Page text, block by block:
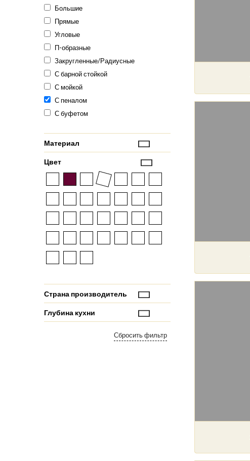
Большие
Прямые
Угловые
П-образные
Закругленные/Радиусные
С барной стойкой
С мойкой
С пеналом
С буфетом
Материал
Цвет
Страна производитель
Глубина кухни